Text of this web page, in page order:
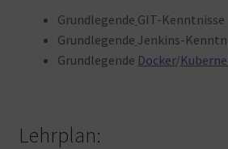
Grundlegende GIT-Kenntnisse
Grundlegende Jenkins-
Grundlegende Docker/
Lehrplan: